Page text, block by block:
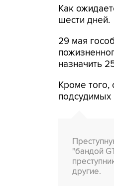
Как
шести дней.
29 мая
назначить
Кроме того,
"бандой
другие.